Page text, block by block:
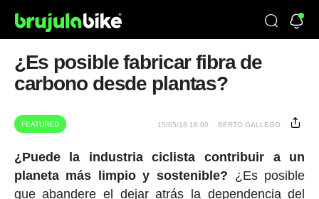
¿Es posible fabricar fibra de
carbono desde plantas?
FEATURED 15/05/18 18:00 BERTO GALLEGO
¿Puede la industria ciclista contribuir a un
planeta más limpio y sostenible? ¿Es posible
que abandere el dejar atrás la dependencia del